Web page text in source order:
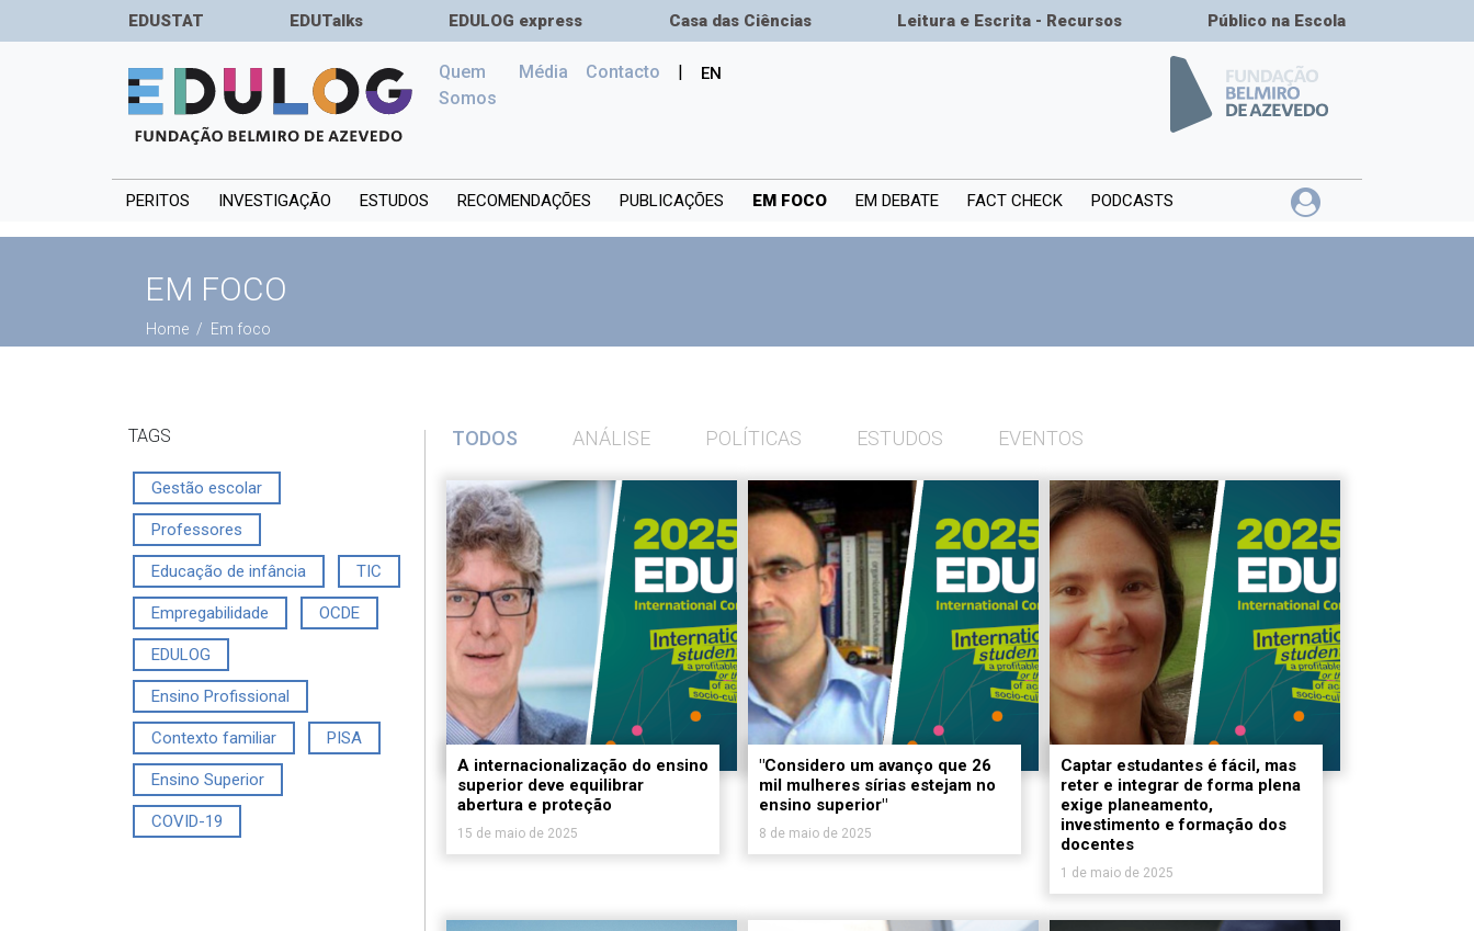
EDUSTAT EDUTalks EDULOG express Casa das Ciências Leitura e Escrita - Recursos Público na Escola
Quem
Somos
Média Сontacto | EN
PERITOS INVESTIGAÇÃO ESTUDOS RECOMENDAÇÕES PUBLICAÇÕES EM FOCO EM DEBATE FACT CHECK PODCASTS
EM FOCO
Home Em foco
TAGS
Gestão escolar
Professores
Educação de infância TIC
Empregabilidade OCDE
EDULOG
Ensino Profissional
Contexto familiar PISA
Ensino Superior
COVID-19
TODOS ANÁLISE POLÍTICAS ESTUDOS EVENTOS
A internacionalização do ensino
superior deve equilibrar
abertura e proteção
15 de maio de 2025
"Considero um avanço que 26
mil mulheres sírias estejam no
ensino superior"
8 de maio de 2025
Captar estudantes é fácil, mas
reter e integrar de forma plena
exige planeamento,
investimento e formação dos
docentes
1 de maio de 2025